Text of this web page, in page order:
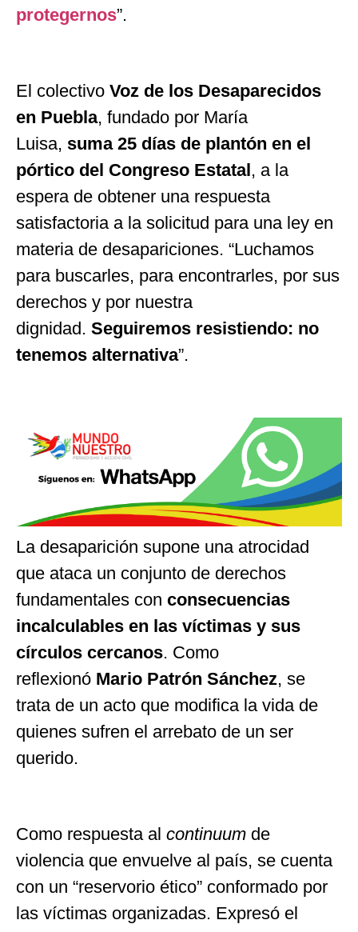
protegernos”.
El colectivo Voz de los Desaparecidos
en Puebla, fundado por María
Luisa, suma 25 días de plantón en el
pórtico del Congreso Estatal, a la
espera de obtener una respuesta
satisfactoria a la solicitud para una ley en
materia de desapariciones. “Luchamos
para buscarles, para encontrarles, por sus
derechos y por nuestra
dignidad. Seguiremos resistiendo: no
tenemos alternativa”.
La desaparición supone una atrocidad
que ataca un conjunto de derechos
fundamentales con consecuencias
incalculables en las víctimas y sus
círculos cercanos. Como
reflexionó Mario Patrón Sánchez, se
trata de un acto que modifica la vida de
quienes sufren el arrebato de un ser
querido.
Como respuesta al continuum de
violencia que envuelve al país, se cuenta
con un “reservorio ético” conformado por
las víctimas organizadas. Expresó el